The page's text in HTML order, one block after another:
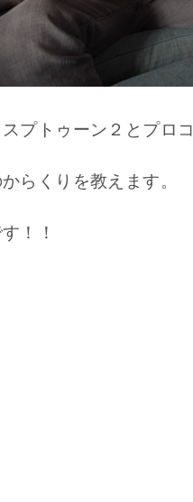
プトゥーン２とプロ
らくりを教えます。
！！